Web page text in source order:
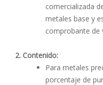
comercializada
metales base y
comprobante de
2. Contenido:
Para metales
porcentaje de